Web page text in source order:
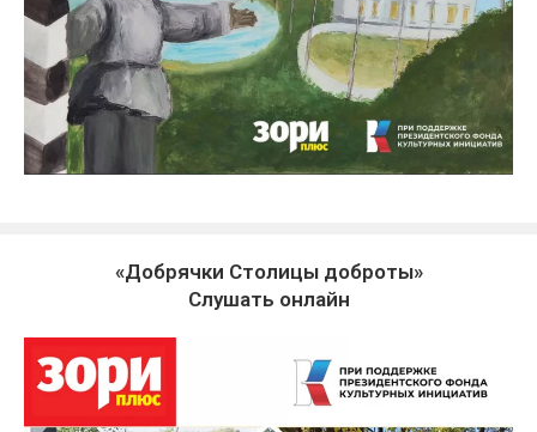
«Добрячки Столицы доброты»
Слушать онлайн